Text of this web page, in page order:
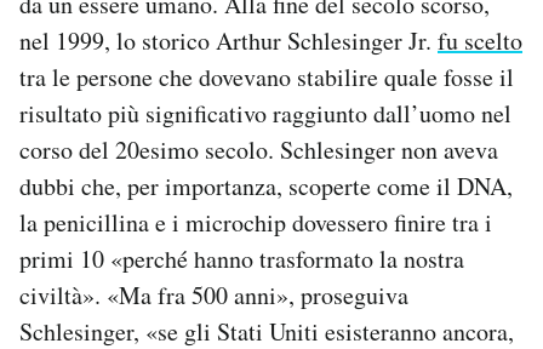
nel 1999, lo storico Arthur Schlesinger Jr. fu scelto
tra le persone che dovevano stabilire quale fosse il
risultato più significativo raggiunto dall’uomo nel
corso del 20esimo secolo. Schlesinger non aveva
dubbi che, per importanza, scoperte come il DNA,
la penicillina e i microchip dovessero finire tra i
primi 10 «perché hanno trasformato la nostra
civiltà». «Ma fra 500 anni», proseguiva
Schlesinger, «se gli Stati Uniti esisteranno ancora,